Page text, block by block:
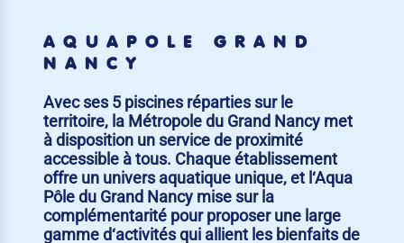
AQUAPÔLE GRAND
NANCY
Avec ses 5 piscines réparties sur le
territoire, la Métropole du Grand Nancy met
à disposition un service de proximité
accessible à tous. Chaque établissement
offre un univers aquatique unique, et l‘Aqua
Pôle du Grand Nancy mise sur la
complémentarité pour proposer une large
gamme d‘activités qui allient les bienfaits de